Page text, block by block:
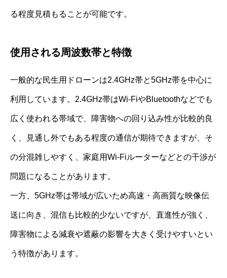
る程度見積もることが可能です。
使用される周波数帯と特徴
一般的な民生用ドローンは2.4GHz帯と5GHz帯を中心に
利用しています。2.4GHz帯はWi-FiやBluetoothなどでも
広く使われる帯域で、障害物への回り込み性が比較的良
く、見通し外でもある程度の通信が期待できますが、そ
の分混雑しやすく、家庭用Wi-Fiルーターなどとの干渉が
問題になることがあります。
一方、5GHz帯は帯域が広いため高速・高画質な映像伝
送に向き、混信も比較的少ないですが、直進性が強く、
障害物による減衰や遮蔽の影響を大きく受けやすいとい
う特徴があります。